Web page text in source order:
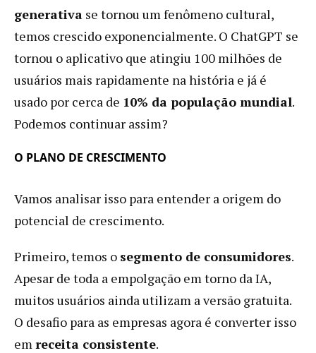
generativa se tornou um fenômeno cultural,
temos crescido exponencialmente. O ChatGPT se
tornou o aplicativo que atingiu 100 milhões de
usuários mais rapidamente na história e já é
usado por cerca de 10% da população mundial.
Podemos continuar assim?
O PLANO DE CRESCIMENTO
Vamos analisar isso para entender a origem do
potencial de crescimento.
Primeiro, temos o segmento de consumidores.
Apesar de toda a empolgação em torno da IA,
muitos usuários ainda utilizam a versão gratuita.
O desafio para as empresas agora é converter isso
emreceita consistente.